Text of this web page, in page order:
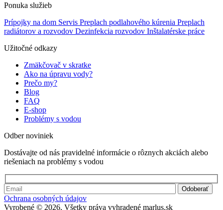
Ponuka služieb
Prípojky na dom Servis Preplach podlahového kúrenia Preplach
radiátorov a rozvodov Dezinfekcia rozvodov Inštalatérske práce
Užitočné odkazy
Zmäkčovač v skratke
Ako na úpravu vody?
Prečo my?
Blog
FAQ
E-shop
Problémy s vodou
Odber noviniek
Dostávajte od nás pravidelné informácie o rôznych akciách alebo
riešeniach na problémy s vodou
Ochrana osobných údajov
Vyrobené © 2026, Všetky práva vyhradené marlus.sk